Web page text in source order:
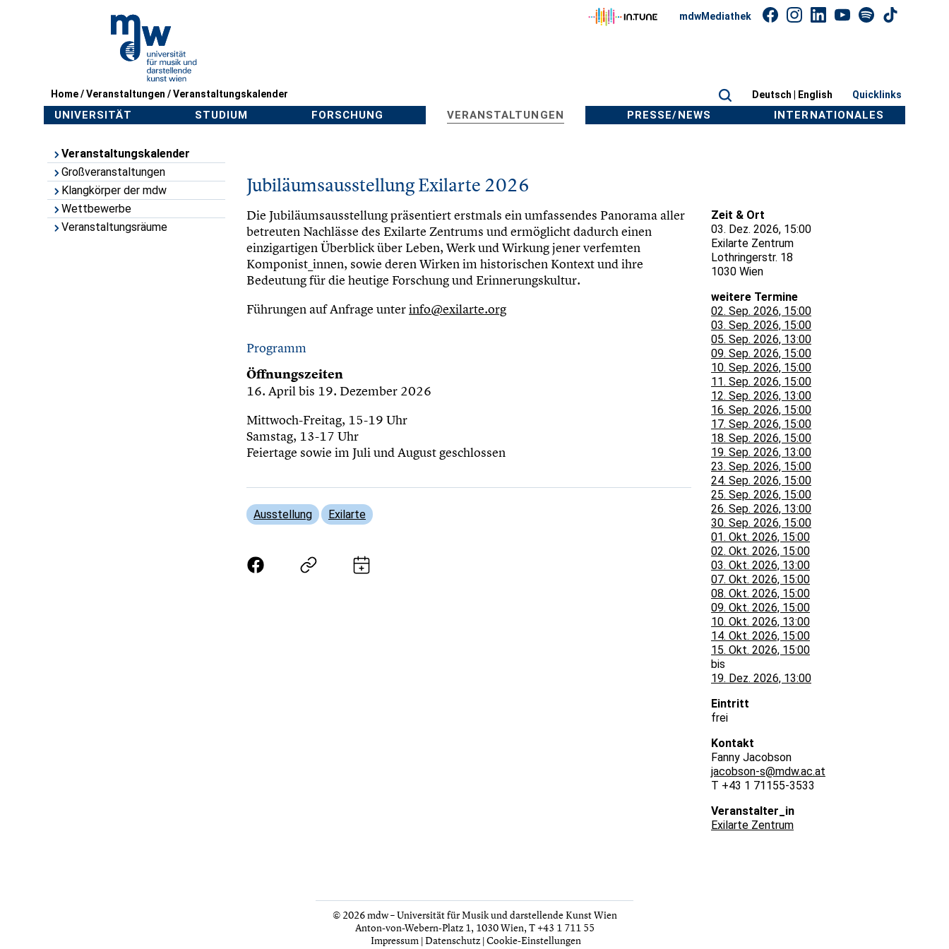
Home/Veranstaltungen /Veranstaltungskalender
mdwMediathek
Deutsch | English Quicklinks
UNIVERSITÄT STUDIUM FORSCHUNG VERANSTALTUNGEN PRESSE/NEWS INTERNATIONALES
Veranstaltungskalender
Großveranstaltungen
Klangkörper der mdw
Wettbewerbe
Veranstaltungsräume
Jubiläumsausstellung Exilarte 2026
Die Jubiläumsausstellung präsentiert erstmals ein umfassendes Panorama aller
betreuten Nachlässe des Exilarte Zentrums und ermöglicht dadurch einen
einzigartigen Überblick über Leben, Werk und Wirkung jener verfemten
Komponist_innen, sowie deren Wirken im historischen Kontext und ihre
Bedeutung für die heutige Forschung und Erinnerungskultur.
Führungen auf Anfrage unterinfo@exilarte.org
Programm
Öffnungszeiten
16. April bis 19. Dezember 2026
Mittwoch-Freitag, 15-19 Uhr
Samstag, 13-17 Uhr
Feiertage sowie im Juli und August geschlossen
Zeit & Ort
03. Dez. 2026, 15:00
Exilarte Zentrum
Lothringerstr. 18
1030 Wien
weitere Termine
02. Sep. 2026, 15:00
03. Sep. 2026, 15:00
05. Sep. 2026, 13:00
09. Sep. 2026, 15:00
10. Sep. 2026, 15:00
11. Sep. 2026, 15:00
12. Sep. 2026, 13:00
16. Sep. 2026, 15:00
17. Sep. 2026, 15:00
18. Sep. 2026, 15:00
19. Sep. 2026, 13:00
23. Sep. 2026, 15:00
24. Sep. 2026, 15:00
25. Sep. 2026, 15:00
26. Sep. 2026, 13:00
30. Sep. 2026, 15:00
01. Okt. 2026, 15:00
02. Okt. 2026, 15:00
03. Okt. 2026, 13:00
07. Okt. 2026, 15:00
08. Okt. 2026, 15:00
09. Okt. 2026, 15:00
10. Okt. 2026, 13:00
14. Okt. 2026, 15:00
15. Okt. 2026, 15:00
bis
19. Dez. 2026, 13:00
Eintritt
frei
Kontakt
Fanny Jacobson
jacobson-s@mdw.ac.at
T +43 1 71155-3533
Veranstalter_in
Exilarte Zentrum
Ausstellung Exilarte
© 2026 mdw – Universität für Musik und darstellende Kunst Wien
Anton-von-Webern-Platz 1, 1030 Wien, T +43 1 711 55
Impressum|Datenschutz|Cookie-Einstellungen